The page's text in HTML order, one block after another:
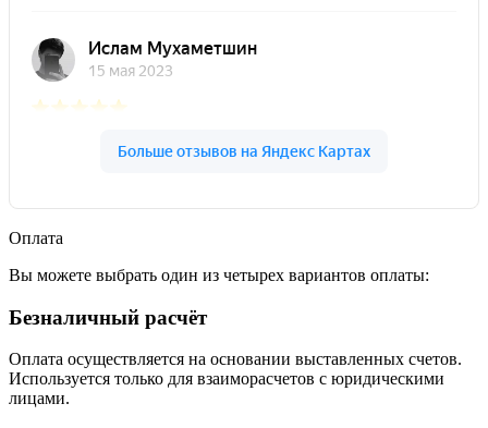
Оплата
Вы можете выбрать один из четырех вариантов оплаты:
Безналичный расчёт
Оплата осуществляется на основании выставленных счетов.
Используется только для взаиморасчетов с юридическими
лицами.